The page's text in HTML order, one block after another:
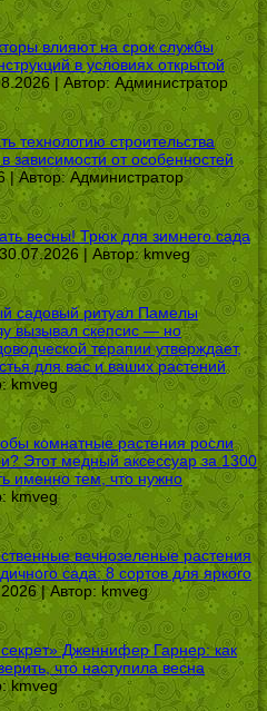
влияют на срок службы
в условиях открытой
| Автор: Администратор
технологию строительства
зависимости от особенностей
| Автор:Администратор
весны! Трюк для зимнего сада
30.07.2026 | Автор:kmveg
садовый ритуал Памелы
вызывал скепсис — но
терапии утверждает,
для вас и ваших растений
kmveg
комнатные растения росли
Этот медный аксессуар за 1300
именно тем, что нужно
kmveg
вечнозеленые растения
сада: 8 сортов для яркого
| Автор: kmveg
Дженнифер Гарнер: как
что наступила весна
kmveg